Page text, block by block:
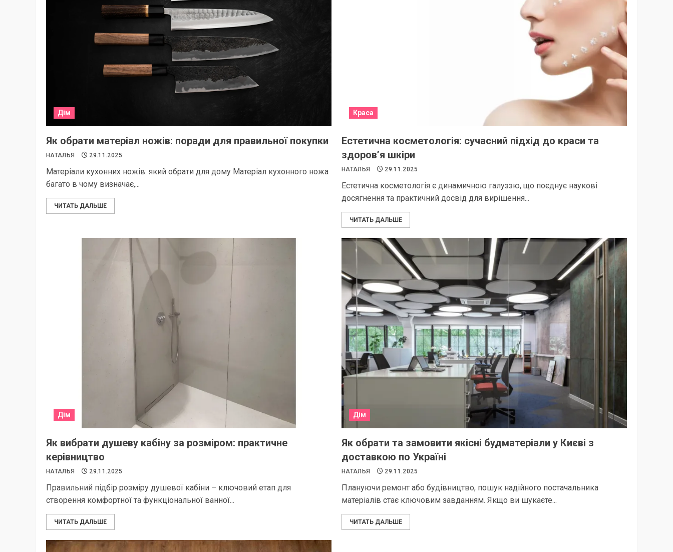
Дім
Як обрати матеріал ножів: поради для правильної покупки
НАТАЛЬЯ 29.11.2025
Матеріали кухонних ножів: який обрати для дому Матеріал кухонного ножа
багато в чому визначає,...
ЧИТАТЬ ДАЛЬШЕ
Краса
Естетична косметологія: сучасний підхід до краси та
здоров’я шкіри
НАТАЛЬЯ 29.11.2025
Естетична косметологія є динамичною галуззю, що поєднує наукові
досягнення та практичний досвід для вирішення...
ЧИТАТЬ ДАЛЬШЕ
Дім
Як вибрати душеву кабіну за розміром: практичне
керівництво
НАТАЛЬЯ 29.11.2025
Правильний підбір розміру душевої кабіни – ключовий етап для
створення комфортної та функціональної ванної...
ЧИТАТЬ ДАЛЬШЕ
Дім
Як обрати та замовити якісні будматеріали у Києві з
доставкою по Україні
НАТАЛЬЯ 29.11.2025
Плануючи ремонт або будівництво, пошук надійного постачальника
матеріалів стає ключовим завданням. Якщо ви шукаєте...
ЧИТАТЬ ДАЛЬШЕ